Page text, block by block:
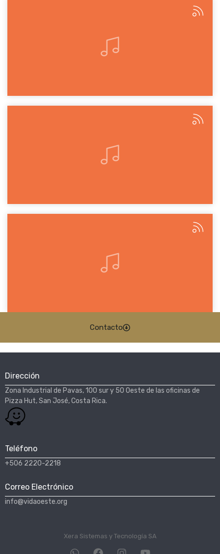
Contacto
Dirección
Zona Industrial de Pavas, 100 sur y 50 Oeste de las oficinas de
Pizza Hut, San José, Costa Rica.​
Teléfono
+506 2220-2218
Correo Electrónico
info@vidaoeste.org
Xera Sistemas y Tecnología SA